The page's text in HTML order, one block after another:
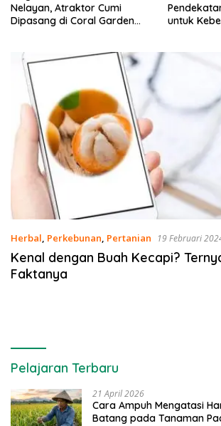
Pendekatan Kearifan Lokal
untuk Keberlanjutan Sumber
Herbal, Perkebunan, Pertanian 19 Februari
Kenal dengan Buah Kecapi?
Faktanya
Pelajaran Terbaru
21 April 2026
Cara Ampuh Mengatasi
Batang pada Tanaman